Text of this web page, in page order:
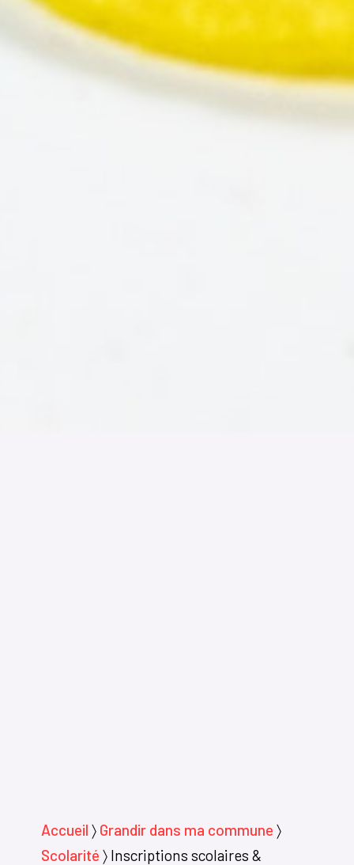
Accueil 〉 Grandir dans ma commune 〉
Scolarité 〉 Inscriptions scolaires &